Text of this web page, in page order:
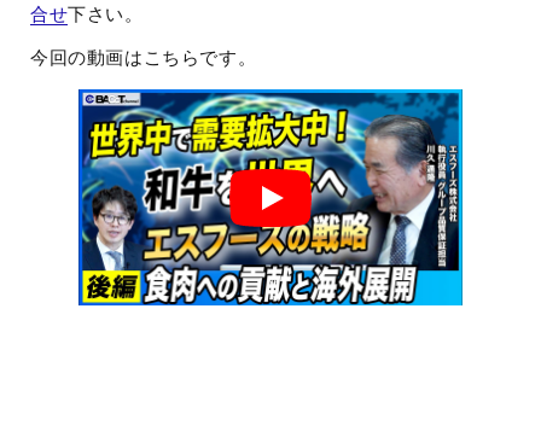
合せ下さい。
今回の動画はこちらです。